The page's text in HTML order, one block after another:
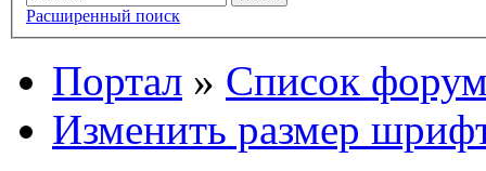
Расширенный поиск
Портал » Список
Изменить размер